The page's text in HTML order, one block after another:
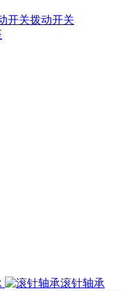
拨动开关
滚针轴承